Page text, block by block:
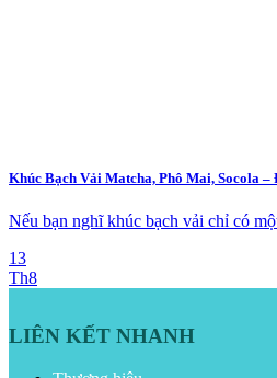
Khúc Bạch Vải Matcha, Phô Mai, Socola
Nếu bạn nghĩ khúc bạch vải chỉ có
13
Th8
LIÊN KẾT NHANH